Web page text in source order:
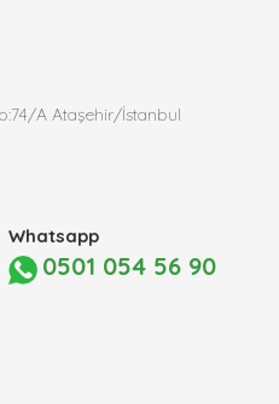
A Ataşehir/İstanbul
Whatsapp
0501 054 56 90